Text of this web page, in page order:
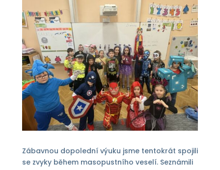
Zábavnou dopolední výuku jsme tentokrát spojili
se zvyky během masopustního veselí. Seznámili